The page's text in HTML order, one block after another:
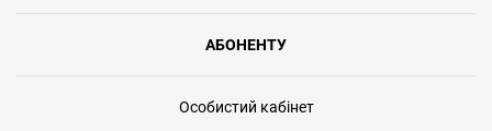
АБОНЕНТУ
Особистий кабінет